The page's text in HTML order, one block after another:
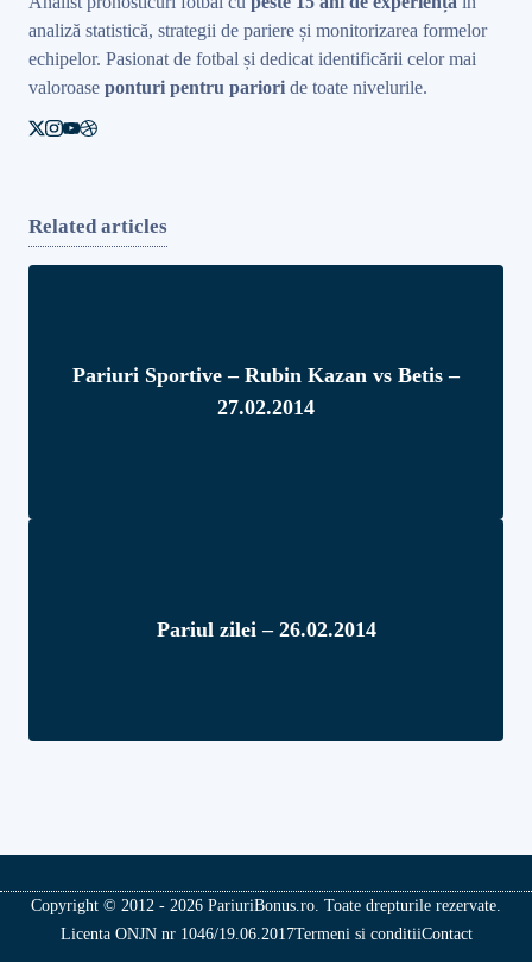
analiză statistică, strategii de pariere și monitorizarea formelor
echipelor. Pasionat de fotbal și dedicat identificării celor mai
valoroase ponturi pentru pariori de toate nivelurile.
Related articles
Pariuri Sportive – Rubin Kazan vs Betis –
27.02.2014
Pariul zilei – 26.02.2014
Copyright © 2012 - 2026 PariuriBonus.ro. Toate drepturile rezervate.
Licenta ONJN nr 1046/19.06.2017Termeni si conditiiContact